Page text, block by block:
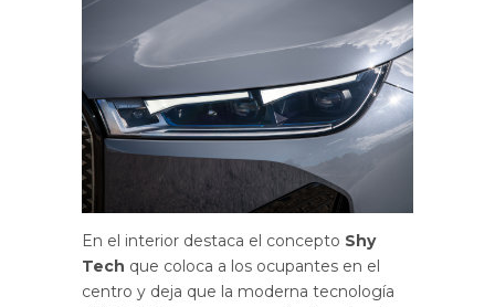
En el interior destaca el concepto Shy
Tech que coloca a los ocupantes en el
centro y deja que la moderna tecnología